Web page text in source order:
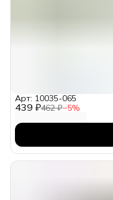
439 ₽462 ₽−5%
Арт: 10035-065